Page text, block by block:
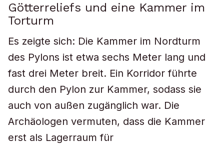
Götterreliefs und eine Kammer im
Torturm
Es zeigte sich: Die Kammer im Nordturm
des Pylons ist etwa sechs Meter lang und
fast drei Meter breit. Ein Korridor führte
durch den Pylon zur Kammer, sodass sie
auch von außen zugänglich war. Die
Archäologen vermuten, dass die Kammer
erst als Lagerraum für